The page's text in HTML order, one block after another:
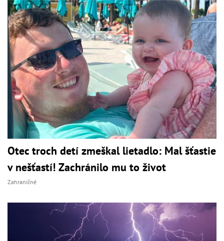
Otec troch detí zmeškal lietadlo: Mal šťastie
v nešťastí! Zachránilo mu to život
Zahraničné